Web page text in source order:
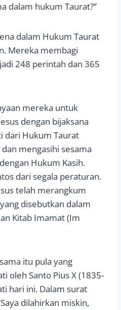
dalam hukum Taurat?”
dalam Hukum Taurat
Mereka membagi
248 perintah dan 365
mereka untuk
dengan bijaksana
dari Hukum Taurat
mengasihi sesama
Hukum Kasih.
dari segala peraturan.
telah merangkum
disebutkan dalam
Kitab Imamat (Im
itu pula yang
oleh Santo Pius X (1835-
hari ini. Dalam surat
dilahirkan miskin,